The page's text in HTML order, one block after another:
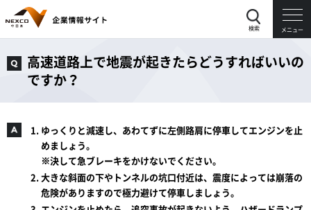
検索 メニュー
高速道路上で地震が起きたらどうすればいいの
ですか？
ゆっくりと減速し、あわてずに左側路肩に停車してエンジンを止
めましょう。
※決して急ブレーキをかけないでください。
大きな斜面の下やトンネルの坑口付近は、震度によっては崩落の
危険がありますので極力避けて停車しましょう。